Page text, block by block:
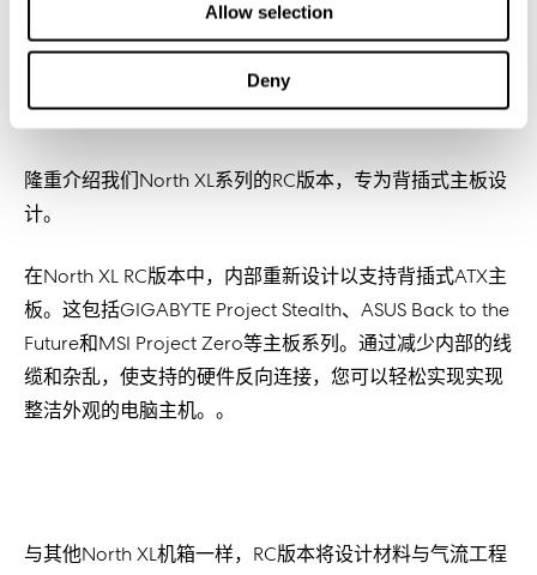
Allow selection
Deny
隆重介绍我们North XL系列 的RC版本， 专为背插式主板设
计。
在North XL RC版本中，内部重新设计以支持背插式ATX主
板。 这包括GIGABYTE Project Stealth、ASUS Back to the
Future和MSI Project Zero等主板系列。 通过减少内部的线
缆和杂乱， 使支持的硬件反向连接， 您可以轻松实现实现
整洁外观的电脑主机。 。
与其他North XL机箱一样，RC版本将设计材料与气流工程